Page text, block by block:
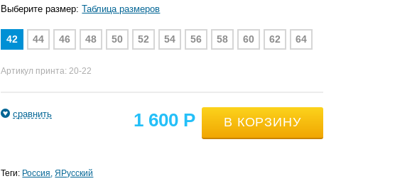
Выберите размер:Таблица размеров
42 44 46 48 50 52 54 56 58 60 62 64
Артикул принта: 20-22
1 600 Р
сравнить
Теги: Россия ЯРусский